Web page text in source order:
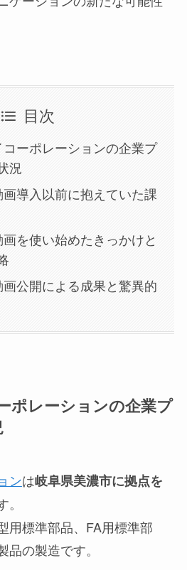
目次
ーポレーションの企業プ
況
導入以前に抱えていた課
を使い始めたきっかけと
公開による成果と驚異的
レーションの企業プ
ンは岐阜県美濃市に拠点を
用標準部品、FA用標準部
の製造です。